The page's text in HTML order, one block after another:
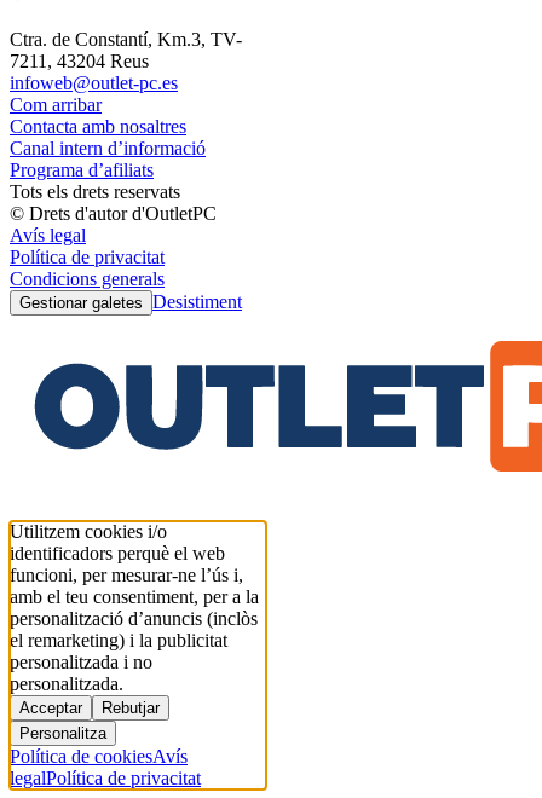
Ctra. de Constantí, Km.3, TV-
7211, 43204 Reus
infoweb@outlet-pc.es
Com arribar
Contacta amb nosaltres
Canal intern d’informació
Programa d’afiliats
Tots els drets reservats
© Drets d'autor d'OutletPC
Avís legal
Política de privacitat
Condicions generals
Gestionar galetes Desistiment
Utilitzem cookies i/o
identificadors perquè el web
funcioni, per mesurar-ne l’ús i,
amb el teu consentiment, per a la
personalització d’anuncis (inclòs
el remarketing) i la publicitat
personalitzada i no
personalitzada.
Acceptar
Rebutjar
Personalitza
Política de cookiesAvís
legalPolítica de privacitat